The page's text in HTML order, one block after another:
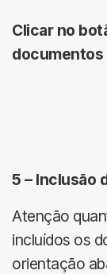
Clicar no
5 – Inclusão
Atenção
incluídos os
orientação